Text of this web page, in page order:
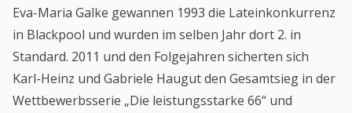
Eva-Maria Galke gewannen 1993 die Lateinkonkurrenz
in Blackpool und wurden im selben Jahr dort 2. in
Standard. 2011 und den Folgejahren sicherten sich
Karl-Heinz und Gabriele Haugut den Gesamtsieg in der
Wettbewerbsserie „Die leistungsstarke 66“ und